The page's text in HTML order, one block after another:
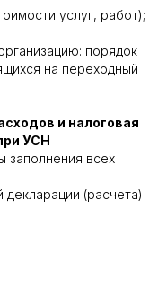
услуг, работ);
порядок
на переходный
и налоговая
УСН
заполнения всех
(расчета)